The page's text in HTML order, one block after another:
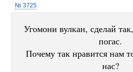
№ 3725
Угомони вулкан, сделай
погас.
Почему так нравится нам
нас?